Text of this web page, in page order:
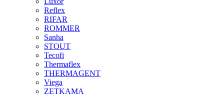
Reflex
RIFAR
ROMMER
Sanha
STOUT
Tecofi
Thermaflex
THERMAGENT
Viega
ZETKAMA